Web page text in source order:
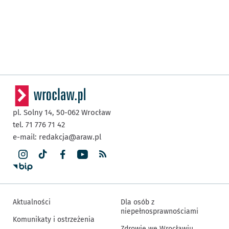
pl. Solny 14, 50-062 Wrocław
tel. 71 776 71 42
e-mail: redakcja@araw.pl
Aktualności
Komunikaty i ostrzeżenia
Dla osób z
niepełnosprawnościami